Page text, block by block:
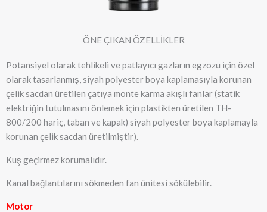
ÖNE ÇIKAN ÖZELLİKLER
Potansiyel olarak tehlikeli ve patlayıcı gazların egzozu için özel
olarak tasarlanmış, siyah polyester boya kaplamasıyla korunan
çelik sacdan üretilen çatıya monte karma akışlı fanlar (statik
elektriğin tutulmasını önlemek için plastikten üretilen TH-
800/200 hariç, taban ve kapak) siyah polyester boya kaplamayla
korunan çelik sacdan üretilmiştir).
Kuş geçirmez korumalıdır.
Kanal bağlantılarını sökmeden fan ünitesi sökülebilir.
Motor